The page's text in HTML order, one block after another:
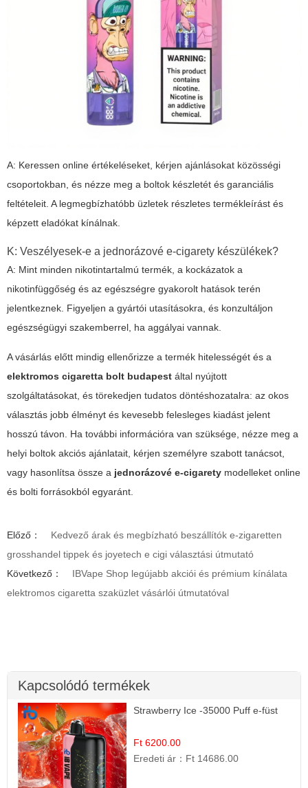
A: Keressen online értékeléseket, kérjen ajánlásokat közösségi
csoportokban, és nézze meg a boltok készletét és garanciális
feltételeit. A legmegbízhatóbb üzletek részletes termékleírást és
képzett eladókat kínálnak.
K: Veszélyesek-e a jednorázové e-cigarety készülékek?
A: Mint minden nikotintartalmú termék, a kockázatok a
nikotinfüggőség és az egészségre gyakorolt hatások terén
jelentkeznek. Figyeljen a gyártói utasításokra, és konzultáljon
egészségügyi szakemberrel, ha aggályai vannak.
A vásárlás előtt mindig ellenőrizze a termék hitelességét és a
elektromos cigaretta bolt budapest által nyújtott
szolgáltatásokat, és törekedjen tudatos döntéshozatalra: az okos
választás jobb élményt és kevesebb felesleges kiadást jelent
hosszú távon. Ha további információra van szüksége, nézze meg a
helyi boltok akciós ajánlatait, kérjen személyre szabott tanácsot,
vagy hasonlítsa össze a jednorázové e-cigarety modelleket online
és bolti forrásokból egyaránt.
Előző：
Kedvező árak és megbízható beszállítók e-zigaretten
grosshandel tippek és joyetech e cigi választási útmutató
Következő：
IBVape Shop legújabb akciói és prémium kínálata
elektromos cigaretta szaküzlet vásárlói útmutatóval
Kapcsolódó termékek
Strawberry Ice -35000 Puff e-füst
Ft 6200.00
Eredeti ár： Ft 14686.00